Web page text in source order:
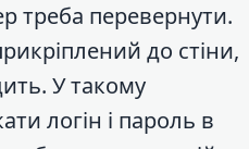
треба перевернути.
до стіни,
У такому
логін і пароль в